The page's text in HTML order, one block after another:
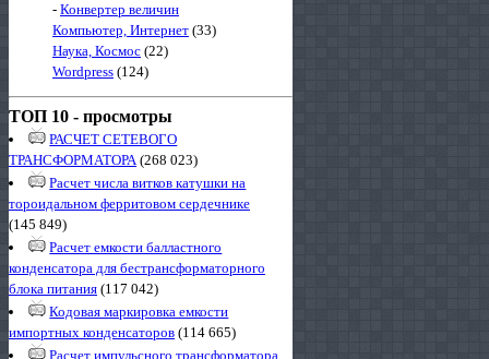
- Конвертер величин
Компьютер, Интернет (33)
Наука, Космос (22)
Wordpress (124)
ТОП 10 - просмотры
РАСЧЕТ СЕТЕВОГО
ТРАНСФОРМАТОРА(268 023)
Расчет числа витков катушки на
тороидальном ферритовом сердечнике
(145 849)
Расчет емкости балластного
конденсатора для бестрансформаторного
блока питания (117 042)
Кодовая маркировка емкости
импортных конденсаторов (114 665)
Расчет импульсного трансформатора